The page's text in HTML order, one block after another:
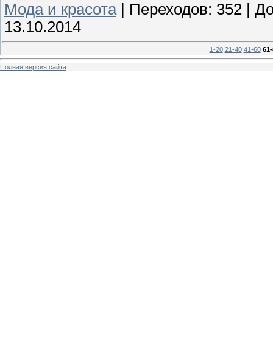
Мода и красота| Переходов: 352
13.10.2014
1-20 21-40 41-60
Полная версия сайта